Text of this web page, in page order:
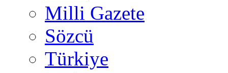
Milli Gazete
Sözcü
Türkiye